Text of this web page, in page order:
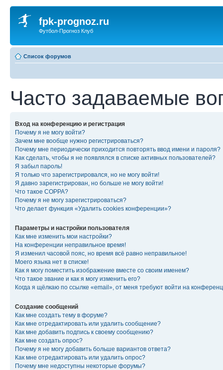
fpk-prognoz.ru
Футбол-Прогноз Клуб
Список форумов
Часто задаваемые
Вход на конференцию и регистрация
Почему я не могу войти?
Зачем мне вообще нужно регистрироваться?
Почему мне периодически приходится повторять ввод имени и пароля?
Как сделать, чтобы я не появлялся в списке активных пользователей?
Я забыл пароль!
Я только что зарегистрировался, но не могу войти!
Я давно зарегистрирован, но больше не могу войти!
Что такое COPPA?
Почему я не могу зарегистрироваться?
Что делает функция «Удалить cookies конференции»?
Параметры и настройки пользователя
Как мне изменить мои настройки?
На конференции неправильное время!
Я изменил часовой пояс, но время всё равно неправильное!
Моего языка нет в списке!
Как я могу поместить изображение вместе со своим именем?
Что такое звание и как я могу изменить его?
Когда я щёлкаю по ссылке «email», от меня требуют войти на
Создание сообщений
Как мне создать тему в форуме?
Как мне отредактировать или удалить сообщение?
Как мне добавить подпись к своему сообщению?
Как мне создать опрос?
Почему я не могу добавить больше вариантов ответа?
Как мне отредактировать или удалить опрос?
Почему мне недоступны некоторые форумы?